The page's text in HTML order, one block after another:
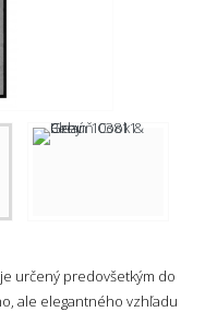
určený predovšetkým do
ale elegantného vzhľadu